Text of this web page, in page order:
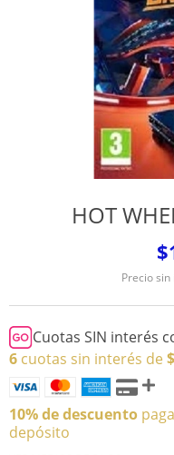
HOT
Precio
Cuotas SIN interés
6 cuotas sin interés de
10% de descuento
depósito